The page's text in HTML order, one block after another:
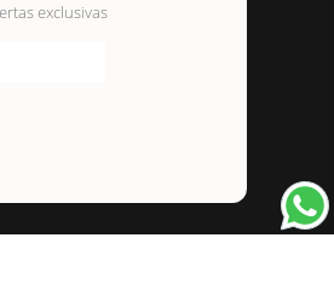
exclusivas